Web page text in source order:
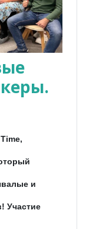
и
Участие